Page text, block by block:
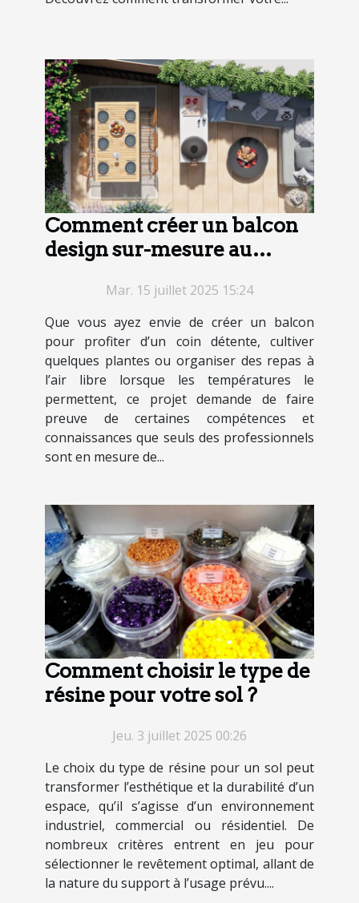
Comment créer un balcon
design sur-mesure au
Mar. 15 juillet 2025 15:24
Que vous ayez envie de créer un balcon
pour profiter d’un coin détente, cultiver
quelques plantes ou organiser des repas à
l’air libre lorsque les températures le
permettent, ce projet demande de faire
preuve de certaines compétences et
connaissances que seuls des professionnels
sont en mesure de...
Comment choisir le type de
résine pour votre sol ?
Jeu. 3 juillet 2025 00:26
Le choix du type de résine pour un sol peut
transformer l’esthétique et la durabilité d’un
espace, qu’il s’agisse d’un environnement
industriel, commercial ou résidentiel. De
nombreux critères entrent en jeu pour
sélectionner le revêtement optimal, allant de
la nature du support à l’usage prévu....